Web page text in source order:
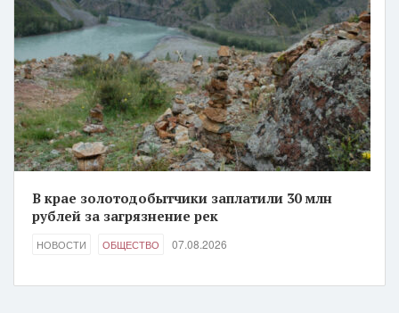
В крае золотодобытчики заплатили 30 млн
рублей за загрязнение рек
НОВОСТИ ОБЩЕСТВО 07.08.2026